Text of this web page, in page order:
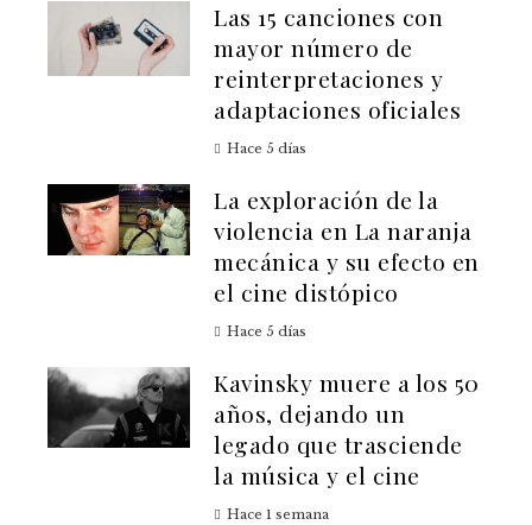
Las 15 canciones con
mayor número de
reinterpretaciones y
adaptaciones oficiales
Hace 5 días
La exploración de la
violencia en La naranja
mecánica y su efecto en
el cine distópico
Hace 5 días
Kavinsky muere a los 50
años, dejando un
legado que trasciende
la música y el cine
Hace 1 semana